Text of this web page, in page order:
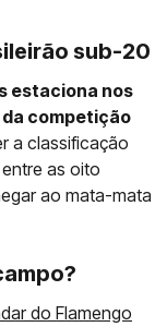
sub-20
estaciona nos
da competição
a classificação
as oito
ao mata-mata
do Flamengo